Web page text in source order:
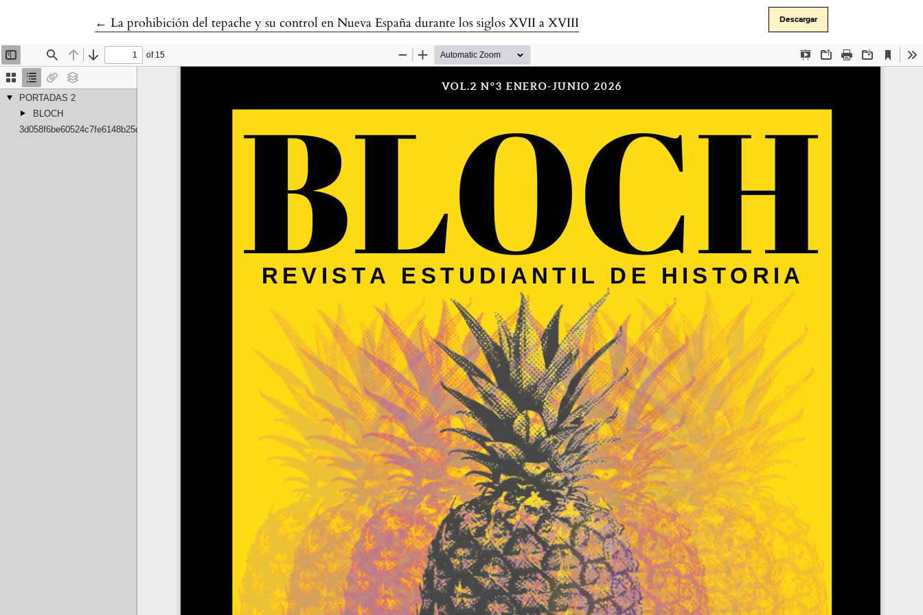
← Volver a los detalles del artículo
La prohibición del tepache y su control en Nueva España durante los siglos XVII a XVIII Descargar